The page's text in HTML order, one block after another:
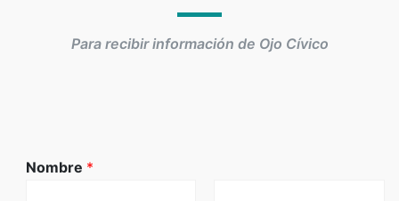
Para recibir información de Ojo Cívico
Nombre *